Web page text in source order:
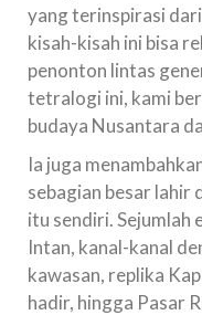
yang terinspirasi
kisah-kisah ini bisa
penonton lintas
tetralogi ini, kami
budaya Nusantara
Ia juga
sebagian besar lahir
itu sendiri. Sejumlah
Intan, kanal-kanal
kawasan, replika
hadir, hingga Pasar